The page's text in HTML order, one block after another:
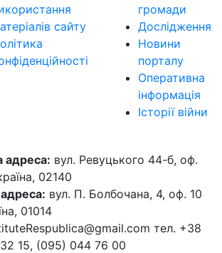
сайту
громади
Дослідження
Новини
порталу
Оперативна
інформація
Історії війни
адреса: вул. Ревуцького 44-б, оф.
02140
вул. П. Болбочана, 4, оф. 10
01014
тел. +38
15, (095) 044 76 00